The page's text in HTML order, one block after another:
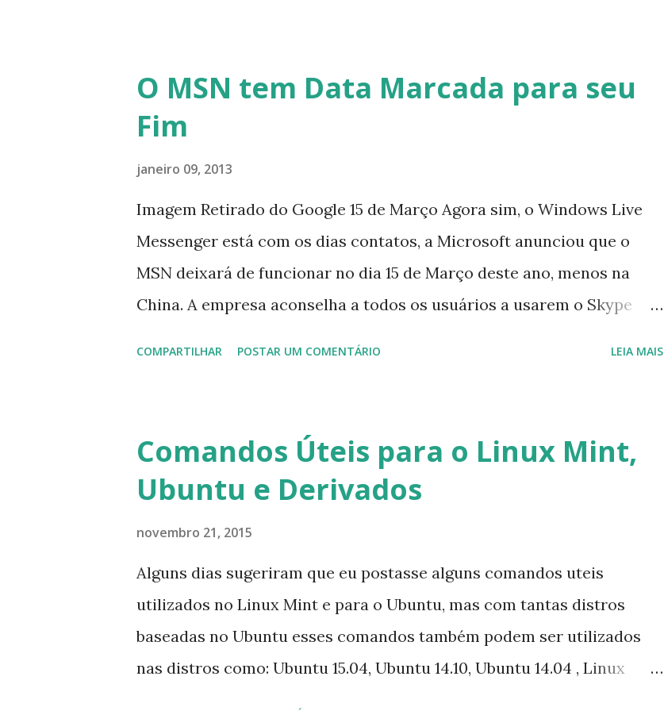
O MSN tem Data Marcada para seu
Fim
janeiro 09, 2013
Imagem Retirado do Google 15 de Março Agora sim, o Windows Live
Messenger está com os dias contatos, a Microsoft anunciou que o
MSN deixará de funcionar no dia 15 de Março deste ano, menos na
China. A empresa aconselha a todos os usuários a usarem o Skype
notificação). Acho o Skype melhor que o Windows Live (assim como
muitos profissionais de TI) , mesmo na versão para Linux, claro,
sempre existem outras opções e o Pidgin, que se mostra como opção.
COMPARTILHAR POSTAR UM COMENTÁRIO LEIA MAIS
Comandos Úteis para o Linux Mint,
Ubuntu e Derivados
novembro 21, 2015
Alguns dias sugeriram que eu postasse alguns comandos uteis
utilizados no Linux Mint e para o Ubuntu, mas com tantas distros
baseadas no Ubuntu esses comandos também podem ser utilizados
nas distros como: Ubuntu 15.04, Ubuntu 14.10, Ubuntu 14.04 , Linux